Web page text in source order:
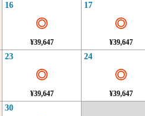
16
◎
¥39,647
17
◎
¥39,647
23
◎
¥39,647
24
◎
¥39,647
30